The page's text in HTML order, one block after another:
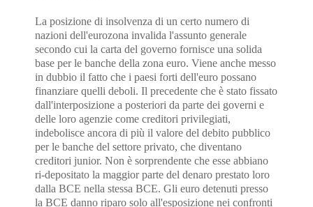
La posizione di insolvenza di un certo numero di
nazioni dell'eurozona invalida l'assunto generale
secondo cui la carta del governo fornisce una solida
base per le banche della zona euro. Viene anche messo
in dubbio il fatto che i paesi forti dell'euro possano
finanziare quelli deboli. Il precedente che è stato fissato
dall'interposizione a posteriori da parte dei governi e
delle loro agenzie come creditori privilegiati,
indebolisce ancora di più il valore del debito pubblico
per le banche del settore privato, che diventano
creditori junior. Non è sorprendente che esse abbiano
ri-depositato la maggior parte del denaro prestato loro
dalla BCE nella stessa BCE. Gli euro detenuti presso
la BCE danno riparo solo all'esposizione nei confronti